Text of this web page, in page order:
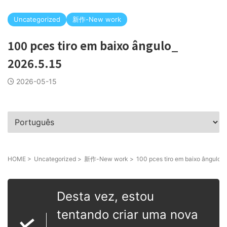
Uncategorized 新作-New work
100 pces tiro em baixo ângulo_
2026.5.15
2026-05-15
HOME > Uncategorized > 新作-New work > 100 pces tiro em baixo ângulo_
Desta vez, estou
tentando criar uma nova